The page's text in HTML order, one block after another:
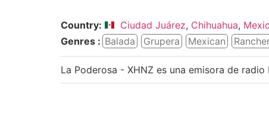
Country: Ciudad Juárez, Chihuahua,
Genres : Balada Grupera Mexican
La Poderosa - XHNZ es una emisora de